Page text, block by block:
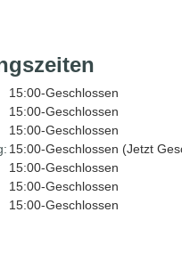
15:00-Geschlossen
15:00-Geschlossen
15:00-Geschlossen
15:00-Geschlossen (Jetzt
15:00-Geschlossen
15:00-Geschlossen
15:00-Geschlossen